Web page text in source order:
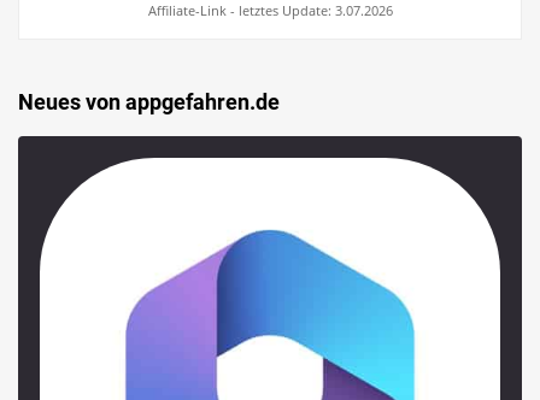
Affiliate-Link - letztes Update: 3.07.2026
Neues von appgefahren.de